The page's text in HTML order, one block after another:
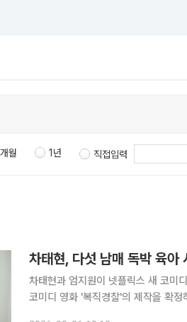
월 1년 직접입력
차태현, 다섯 남매 독박 육
차태현과 엄지원이 넷플릭스 새 코미디 영화 '복직
코미디 영화 '복직경찰'의 제작을 확